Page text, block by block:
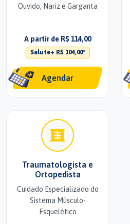
Ouvido, Nariz e Garganta
A partir de R$ 114,00
Salute+ R$ 104,00*
Agendar
Traumatologista e
Ortopedista
Cuidado Especializado do
Sistema Músculo-
Esquelético